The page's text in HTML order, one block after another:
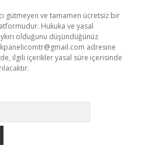
gütmeyen ve tamamen ücretsiz bir
Hukuka ve yasal
olduğunu düşündüğünüz
adresine
ilgili içerikler yasal süre içerisinde